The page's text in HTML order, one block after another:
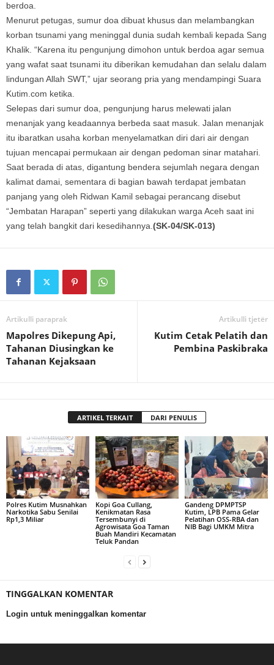
berdoa.
Menurut petugas, sumur doa dibuat khusus dan melambangkan
korban tsunami yang meninggal dunia sudah kembali kepada Sang
Khalik. “Karena itu pengunjung dimohon untuk berdoa agar semua
yang wafat saat tsunami itu diberikan kemudahan dan selalu dalam
lindungan Allah SWT,” ujar seorang pria yang mendampingi Suara
Kutim.com ketika.
Selepas dari sumur doa, pengunjung harus melewati jalan
menanjak yang keadaannya berbeda saat masuk. Jalan menanjak
itu ibaratkan usaha korban menyelamatkan diri dari air dengan
tujuan mencapai permukaan air dengan pedoman sinar matahari.
Saat berada di atas, digantung bendera sejumlah negara dengan
kalimat damai, sementara di bagian bawah terdapat jembatan
panjang yang oleh Ridwan Kamil sebagai perancang disebut
“Jembatan Harapan” seperti yang dilakukan warga Aceh saat ini
yang telah bangkit dari kesedihannya. (SK-04/SK-013)
Artikulli paraprak
Mapolres Dikepung Api,
Tahanan Diusingkan ke
Tahanan Kejaksaan
Artikulli tjetër
Kutim Cetak Pelatih dan
Pembina Paskibraka
ARTIKEL TERKAIT DARI PENULIS
Polres Kutim Musnahkan
Narkotika Sabu Senilai
Rp1,3 Miliar
Kopi Goa Cullang,
Kenikmatan Rasa
Tersembunyi di
Agrowisata Goa Taman
Buah Mandiri Kecamatan
Teluk Pandan
Gandeng DPMPTSP
Kutim, LPB Pama Gelar
Pelatihan OSS-RBA dan
NIB Bagi UMKM Mitra
TINGGALKAN KOMENTAR
Login untuk meninggalkan komentar